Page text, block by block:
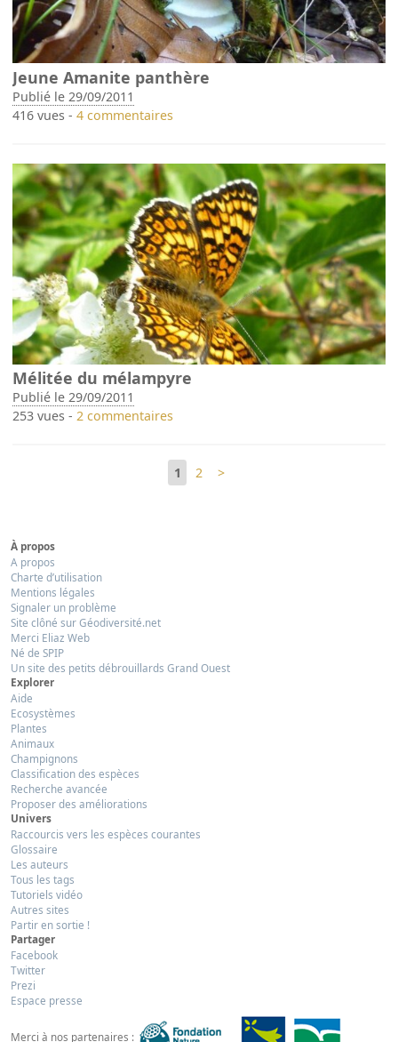
Jeune Amanite panthère
Publié le 29/09/2011
416 vues -4 commentaires
Mélitée du mélampyre
Publié le 29/09/2011
253 vues -2 commentaires
1 2 >
À propos
A propos
Charte d’utilisation
Mentions légales
Signaler un problème
Site clôné sur Géodiversité.net
Merci Eliaz Web
Né de SPIP
Un site des petits débrouillards Grand Ouest
Explorer
Aide
Ecosystèmes
Plantes
Animaux
Champignons
Classification des espèces
Recherche avancée
Proposer des améliorations
Univers
Raccourcis vers les espèces courantes
Glossaire
Les auteurs
Tous les tags
Tutoriels vidéo
Autres sites
Partir en sortie !
Partager
Facebook
Twitter
Prezi
Espace presse
Merci à nos partenaires :